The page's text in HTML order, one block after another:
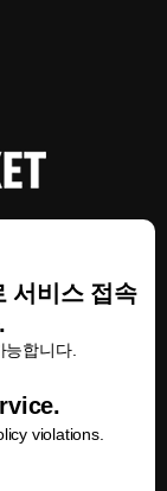
서비스 접속
합니다.
violations.